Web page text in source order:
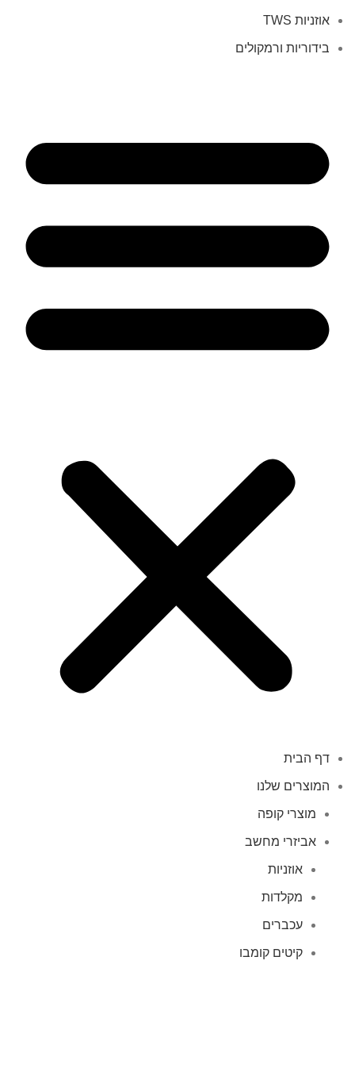
אוזניות TWS
בידוריות ורמקולים
דף הבית
המוצרים שלנו
מוצרי קופה
אביזרי מחשב
אוזניות
מקלדות
עכברים
קיטים קומבו